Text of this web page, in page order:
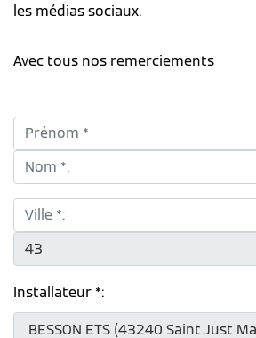
les médias sociaux.
Avec tous nos remerciements
Prénom *:
Nom *:
Ville *:
CP *:
Installateur *: